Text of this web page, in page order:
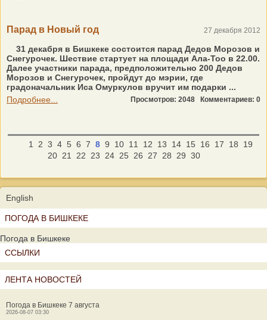
Парад в Новый год 27 декабря 2012
31 декабря в Бишкеке состоится парад Дедов Морозов и
Снегурочек. Шествие стартует на площади Ала-Тоо в 22.00.
Далее участники парада, предположительно 200 Дедов
Морозов и Снегурочек, пройдут до мэрии, где
градоначальник Иса Омуркулов вручит им подарки ...
Подробнее...
Просмотров: 2048 Комментариев: 0
1 2 3 4 5 6 7 8 9 10 11 12 13 14 15 16 17 18
19
20 21 22 23 24 25 26 27 28 29 30
English
ПОГОДА В БИШКЕКЕ
Погода в Бишкеке
ССЫЛКИ
ЛЕНТА НОВОСТЕЙ
Погода в Бишкеке 7 августа
2026-08-07 03:30